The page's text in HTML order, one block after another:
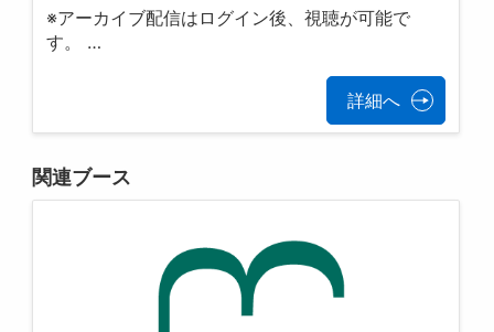
※アーカイブ配信はログイン後、視聴が可能で
す。 …
詳細へ
関連ブース